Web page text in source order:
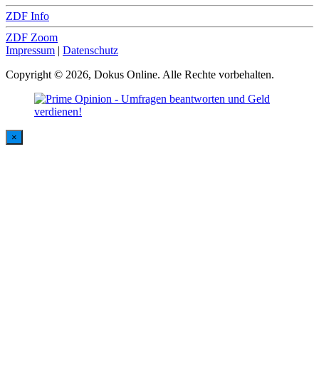
ZDF Info
ZDF Zoom
Impressum | Datenschutz
Copyright © 2026, Dokus Online. Alle Rechte vorbehalten.
×